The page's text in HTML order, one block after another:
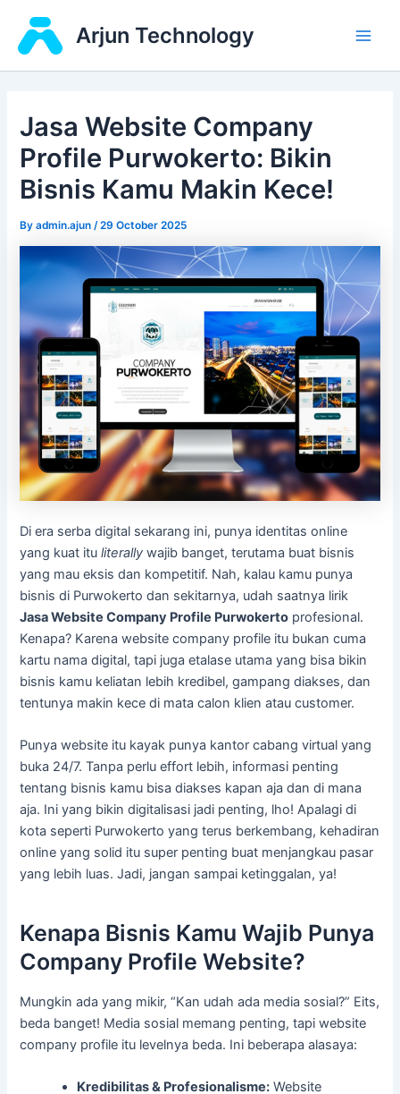
content
Arjun Technology
Jasa Website Company
Profile Purwokerto: Bikin
Bisnis Kamu Makin Kece!
Byadmin.ajun /29 October 2025
Di era serba digital sekarang ini, punya identitas online
yang kuat ituliterally wajib banget, terutama buat bisnis
yang mau eksis dan kompetitif. Nah, kalau kamu punya
bisnis di Purwokerto dan sekitarnya, udah saatnya lirik
Jasa Website Company Profile Purwokerto profesional.
Kenapa? Karena website company profile itu bukan cuma
kartu nama digital, tapi juga etalase utama yang bisa bikin
bisnis kamu keliatan lebih kredibel, gampang diakses, dan
tentunya makin kece di mata calon klien atau customer.
Punya website itu kayak punya kantor cabang virtual yang
buka 24/7. Tanpa perlu effort lebih, informasi penting
tentang bisnis kamu bisa diakses kapan aja dan di mana
aja. Ini yang bikin digitalisasi jadi penting, lho! Apalagi di
kota seperti Purwokerto yang terus berkembang, kehadiran
online yang solid itu super penting buat menjangkau pasar
yang lebih luas. Jadi, jangan sampai ketinggalan, ya!
Kenapa Bisnis Kamu Wajib Punya
Company Profile Website?
Mungkin ada yang mikir, “Kan udah ada media sosial?” Eits,
beda banget! Media sosial memang penting, tapi website
company profile itu levelnya beda. Ini beberapa alasaya:
Kredibilitas & Profesionalisme: Website